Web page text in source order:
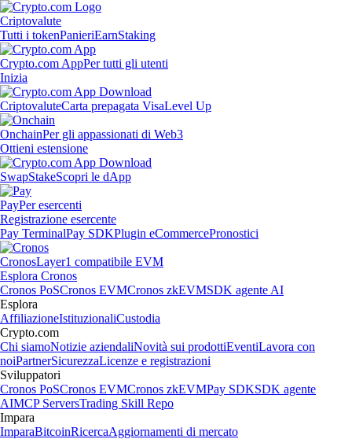
Criptovalute
Tutti i tokenPanieriEarnStaking
Crypto.com AppPer tutti gli utenti
Inizia
CriptovaluteCarta prepagata VisaLevel Up
OnchainPer gli appassionati di Web3
Ottieni estensione
SwapStakeScopri le dApp
PayPer esercenti
Registrazione esercente
Pay TerminalPay SDKPlugin eCommercePronostici
CronosLayer1 compatibile EVM
Esplora Cronos
Cronos PoSCronos EVMCronos zkEVMSDK agente AI
Esplora
AffiliazioneIstituzionaliCustodia
Crypto.com
Chi siamoNotizie aziendaliNovità sui prodottiEventiLavora con
noiPartnerSicurezzaLicenze e registrazioni
Sviluppatori
Cronos PoSCronos EVMCronos zkEVMPay SDKSDK agente
AIMCP ServersTrading Skill Repo
Impara
ImparaBitcoinRicercaAggiornamenti di mercato